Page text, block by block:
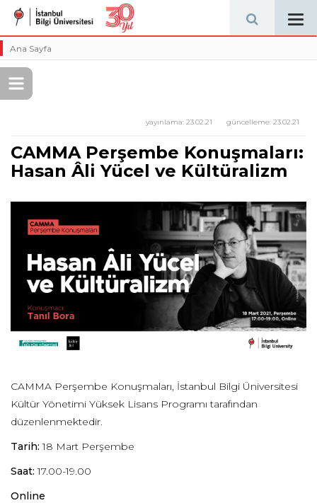
Ana Sayfa
güncelleme: 23.02.21
yayınlama: 23.02.21
CAMMA Perşembe Konuşmaları:
Hasan Âli Yücel ve Kültüralizm
CAMMA Perşembe Konuşmaları, İstanbul Bilgi Üniversitesi
Kültür Yönetimi Yüksek Lisans Programı tarafından
düzenlenmektedir.
Tarih:18 Mart Perşembe
Saat:17.00-19.00
Online